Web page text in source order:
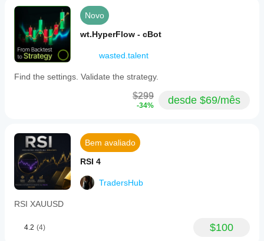
Novo
wt.HyperFlow - cBot
wasted.talent
Find the settings. Validate the strategy.
$299
-34% desde $69/mês
Bem avaliado
RSI 4
TradersHub
RSI XAUUSD
4.2 (4) $100